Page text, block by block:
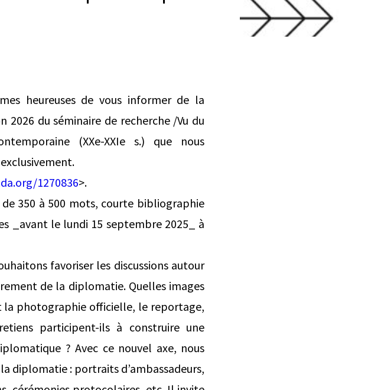
heureuses de vous informer de la
2026 du séminaire de recherche /Vu du
(XXe-XXIe s.) que nous
1270836>.
350 à 500 mots, courte bibliographie
_avant le lundi 15 septembre 2025_ à
favoriser les discussions autour
de la diplomatie. Quelles images
photographie officielle, le reportage,
participent-ils à construire une
? Avec ce nouvel axe, nous
diplomatie : portraits d’ambassadeurs,